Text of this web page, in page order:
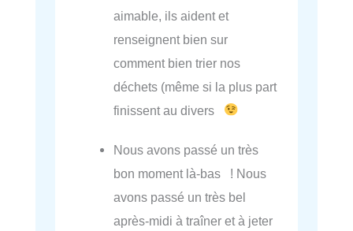
aimable, ils aident et
renseignent bien sur
comment bien trier nos
déchets (même si la plus part
finissent au divers
Nous avons passé un très
bon moment là-bas ! Nous
avons passé un très bel
après-midi à traîner et à jeter